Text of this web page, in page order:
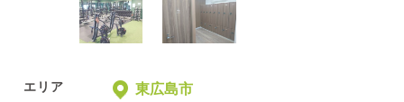
エリア 東広島市